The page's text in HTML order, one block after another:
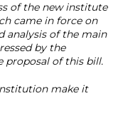
of the new institute
came in force on
analysis of the main
by the
proposal of this bill.
make it